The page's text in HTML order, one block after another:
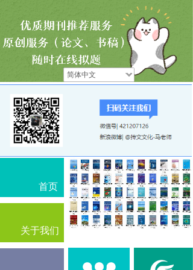
简体中文
首页
关于我们